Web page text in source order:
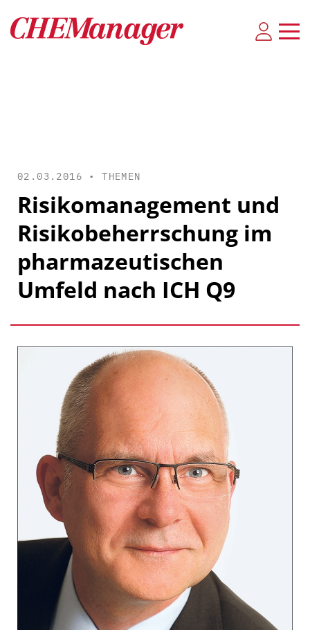
02.03.2016 •THEMEN
Risikomanagement und
Risikobeherrschung im
pharmazeutischen
Umfeld nach ICH Q9